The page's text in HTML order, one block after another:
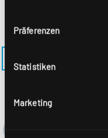
Präferenzen
Statistiken
Marketing